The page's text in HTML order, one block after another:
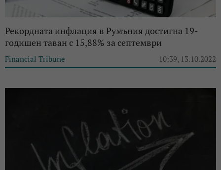
Рекордната инфлация в Румъния достигна 19-
годишен таван с 15,88% за септември
Financial Tribune 10:39, 13.10.2022